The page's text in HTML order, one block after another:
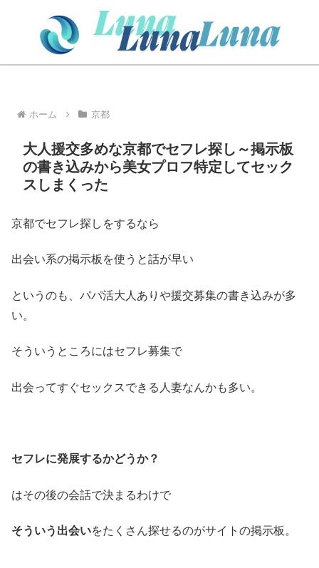
ホーム 京都
大人援交多めな京都でセフレ探し～掲示板
の書き込みから美女プロフ特定してセック
スしまくった
京都でセフレ探しをするなら
出会い系の掲示板を使うと話が早い
というのも、パパ活大人ありや援交募集の書き込みが多
い。
そういうところにはセフレ募集で
出会ってすぐセックスできる人妻なんかも多い。
セフレに発展するかどうか？
はその後の会話で決まるわけで
そういう出会いをたくさん探せるのがサイトの掲示板。